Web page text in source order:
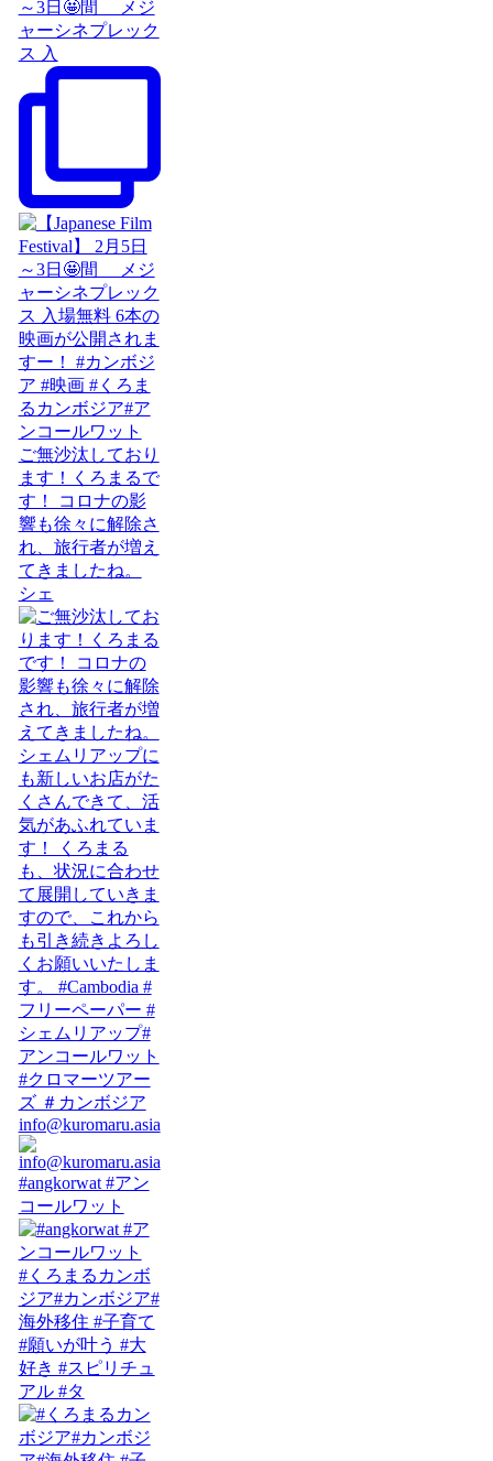
～3日🤩間 メジ
ャーシネプレック
ス 入
ご無沙汰しており
ます！くろまるで
す！ コロナの影
響も徐々に解除さ
れ、旅行者が増え
てきましたね。
シェ
info@kuromaru.asia
#angkorwat #アン
コールワット
#くろまるカンボ
ジア#カンボジア#
海外移住 #子育て
#願いが叶う #大
好き #スピリチュ
アル #タ